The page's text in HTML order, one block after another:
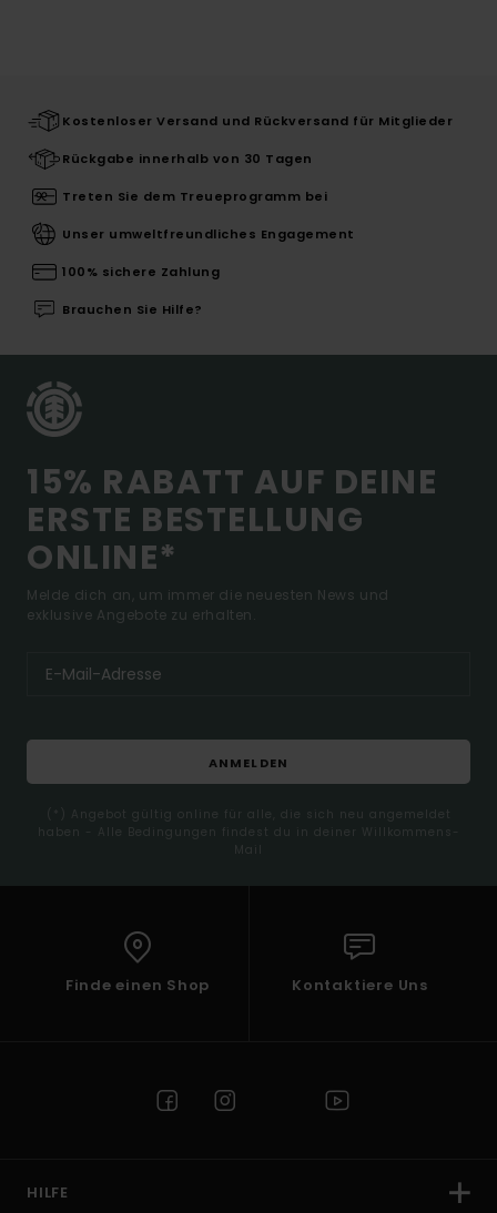
Kostenloser Versand und Rückversand für Mitglieder
Rückgabe innerhalb von 30 Tagen
Treten Sie dem Treueprogramm bei
Unser umweltfreundliches Engagement
100% sichere Zahlung
Brauchen Sie Hilfe?
15% RABATT AUF DEINE
ERSTE BESTELLUNG
ONLINE*
Melde dich an, um immer die neuesten News und
exklusive Angebote zu erhalten.
ANMELDEN
(*) Angebot gültig online für alle, die sich neu angemeldet
haben - Alle Bedingungen findest du in deiner Willkommens-
Mail
Finde einen Shop Kontaktiere Uns
HILFE